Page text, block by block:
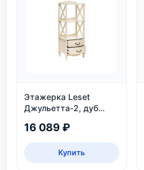
Этажерка Leset
Джульетта-2, дуб
16 089 ₽
Купить